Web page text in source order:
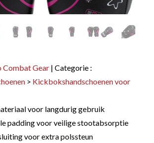
Combat Gear | Categorie :
> Kickbokshandschoenen voor
voor langdurig gebruik
padding voor veilige stootabsorptie
voor extra polssteun